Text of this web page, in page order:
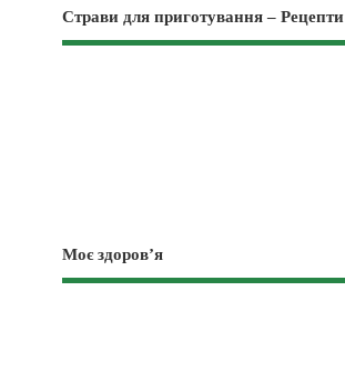
Страви для приготування – Рецепти
Моє здоров’я